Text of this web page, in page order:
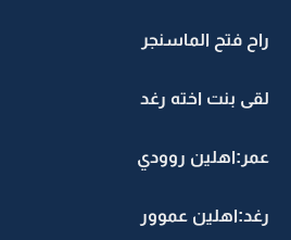
راح فتح الماسنجر
لقى بنت اخته رغد
عمر:اهلين روودي
رغد:اهلين عموور